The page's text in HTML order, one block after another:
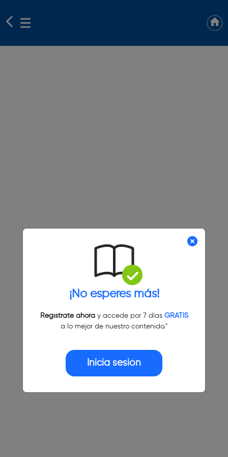
¡No esperes más!
Regístrate ahoray accede por 7 días GRATIS
a lo mejor de nuestro contenido."
Inicia sesión